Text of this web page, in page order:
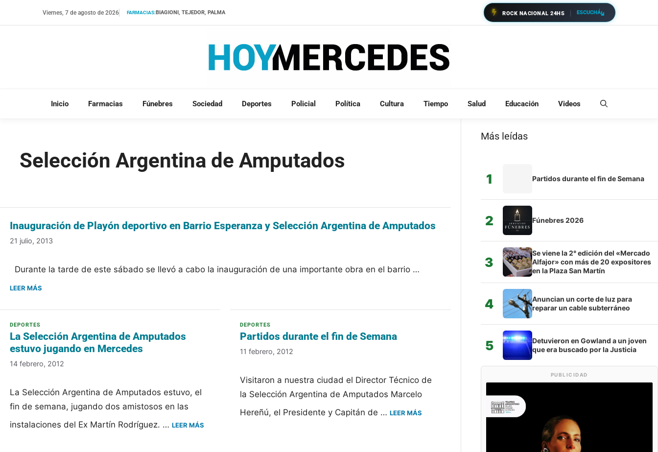
Viernes, 7 de agosto de 2026 FARMACIAS:BIAGIONI, TEJEDOR, PALMA ROCK NACIONAL 24HS ESCUCHÁ
Inicio Farmacias Fúnebres Sociedad Deportes Policial Política Cultura Tiempo Salud Educación Videos
Selección Argentina de Amputados
Inauguración de Playón deportivo en Barrio Esperanza y Selección Argentina de Amputados
21 julio, 2013
Durante la tarde de este sábado se llevó a cabo la inauguración de una importante obra en el barrio …
LEER MÁS
La Selección Argentina de Amputados
estuvo jugando en Mercedes
14 febrero, 2012
La Selección Argentina de Amputados estuvo, el
fin de semana, jugando dos amistosos en las
instalaciones del Ex Martín Rodríguez. … LEER MÁS
Partidos durante el fin de Semana
11 febrero, 2012
Visitaron a nuestra ciudad el Director Técnico de
la Selección Argentina de Amputados Marcelo
Hereñú, el Presidente y Capitán de …LEER MÁS
Más leídas
1 Partidos durante el fin de Semana
2 Fúnebres 2026
3
Se viene la 2° edición del «Mercado
Alfajor» con más de 20 expositores
en la Plaza San Martín
4
Anuncian un corte de luz para
reparar un cable subterráneo
5
Detuvieron en Gowland a un joven
que era buscado por la Justicia
PUBLICIDAD